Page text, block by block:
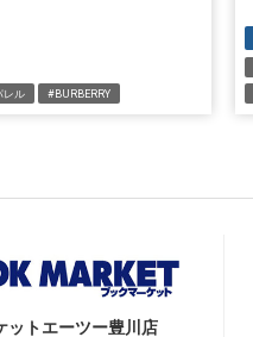
レル #BURBERRY
ットエーツー豊川店